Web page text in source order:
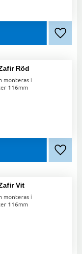
Lägg
Röd
monteras i
116mm
Lägg
Vit
monteras i
116mm